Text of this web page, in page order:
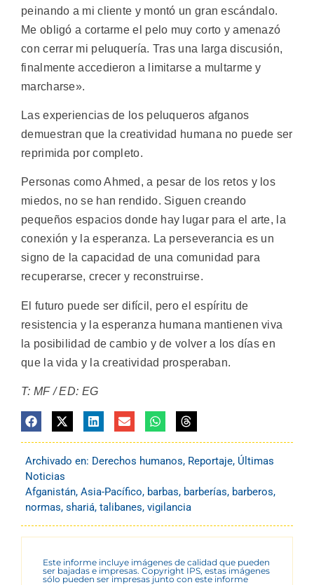
peinando a mi cliente y montó un gran escándalo.
Me obligó a cortarme el pelo muy corto y amenazó
con cerrar mi peluquería. Tras una larga discusión,
finalmente accedieron a limitarse a multarme y
marcharse».
Las experiencias de los peluqueros afganos
demuestran que la creatividad humana no puede ser
reprimida por completo.
Personas como Ahmed, a pesar de los retos y los
miedos, no se han rendido. Siguen creando
pequeños espacios donde hay lugar para el arte, la
conexión y la esperanza. La perseverancia es un
signo de la capacidad de una comunidad para
recuperarse, crecer y reconstruirse.
El futuro puede ser difícil, pero el espíritu de
resistencia y la esperanza humana mantienen viva
la posibilidad de cambio y de volver a los días en
que la vida y la creatividad prosperaban.
T: MF / ED: EG
Archivado en: Derechos humanos, Reportaje, Últimas
Noticias
Afganistán, Asia-Pacífico, barbas, barberías, barberos,
normas, shariá, talibanes, vigilancia
Este informe incluye imágenes de calidad que pueden
ser bajadas e impresas. Copyright IPS, estas imágenes
sólo pueden ser impresas junto con este informe